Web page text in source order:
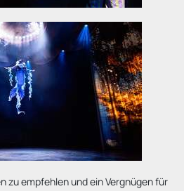
zu empfehlen und ein Vergnügen für